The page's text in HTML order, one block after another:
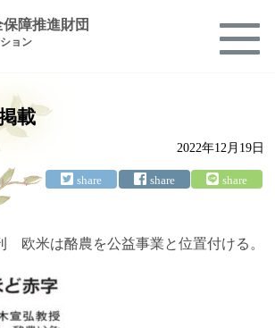
障推進財団
ョン
載
2022年12月19日
欧米は酪農を公益事業と位置付ける。